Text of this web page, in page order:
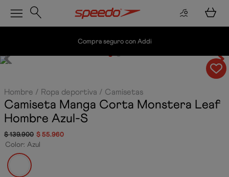
Envío gratis por compras superiores a $200.000.
Hombre Ropa deportiva Camisetas
Camiseta Manga Corta Monstera Leaf
Hombre Azul-S
$139.900 $ 55.960
Color: Azul